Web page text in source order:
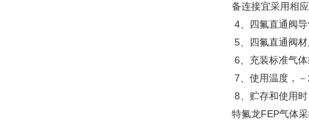
备连接宜采用相
4、四氟直通阀
5、四氟直通阀
6、充装标准气
7、使用温度，
8、贮存和使用
特氟龙FEP气体